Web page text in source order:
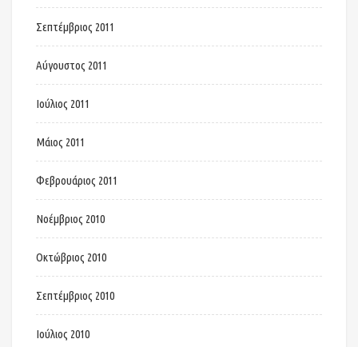
Σεπτέμβριος 2011
Αύγουστος 2011
Ιούλιος 2011
Μάιος 2011
Φεβρουάριος 2011
Νοέμβριος 2010
Οκτώβριος 2010
Σεπτέμβριος 2010
Ιούλιος 2010